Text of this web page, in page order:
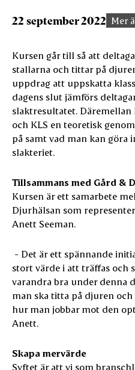
22 september 2022 Mer
Kursen går till så att
stallarna och tittar på
uppdrag att uppskatta
dagens slut jämförs
slaktresultatet.
och KLS en teoretisk
på samt vad man kan
slakteriet.
Tillsammans med Gård &
Kursen är ett samarbete
Djurhälsan som
Anett Seeman.
- Det är ett spännande
stort värde i att träffas och
varandra bra under denna
man ska titta på djuren
hur man jobbar mot den
Anett.
Skapa mervärde
Syftet är att vi som